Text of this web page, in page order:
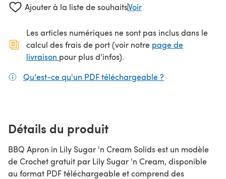
Ajouter à la liste de souhaitsVoir
Les articles numériques ne sont pas inclus dans le
calcul des frais de port (voir notre page de
livraison (s'ouvre dans un nouvel onglet)
pour plus d'infos).
Qu'est-ce qu'un PDF téléchargeable ?
Détails du produit
BBQ Apron in Lily Sugar 'n Cream Solids est un modèle
de Crochet gratuit par Lily Sugar 'n Cream, disponible
au format PDF téléchargeable et comprend des